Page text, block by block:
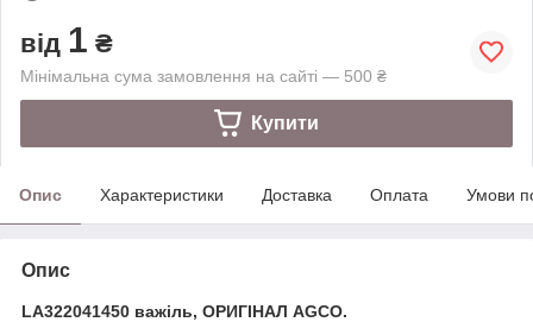
від 1 ₴
Мінімальна сума замовлення на сайті — 500 ₴
Купити
Опис Характеристики Доставка Оплата Умови
Опис
LA322041450 важіль, ОРИГІНАЛ AGCO.